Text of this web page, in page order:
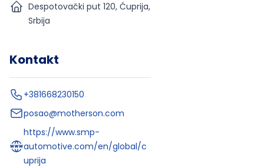
Despotovački put 120, Ćuprija,
Srbija
Kontakt
+381668230150
posao@motherson.com
https://www.smp-
automotive.com/en/global/c
uprija